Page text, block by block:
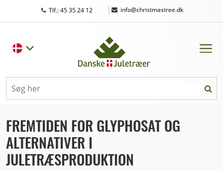
Tlf.: 45 35 24 12 | info@christmastree.dk
FREMTIDEN FOR GLYPHOSAT OG
ALTERNATIVER I
JULETRÆSPRODUKTION